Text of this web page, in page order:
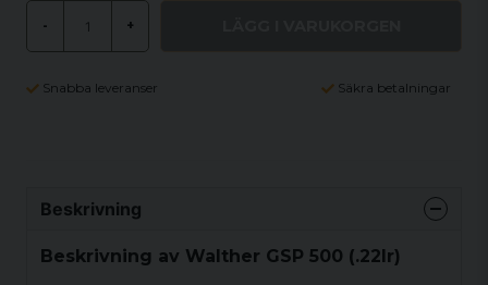
- +
Snabba leveranser Säkra betalningar
Beskrivning
Beskrivning av Walther GSP 500 (.22lr)